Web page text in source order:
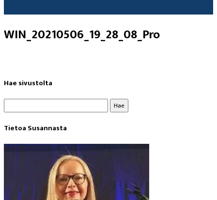
WIN_20210506_19_28_08_Pro
Hae sivustolta
Tietoa Susannasta